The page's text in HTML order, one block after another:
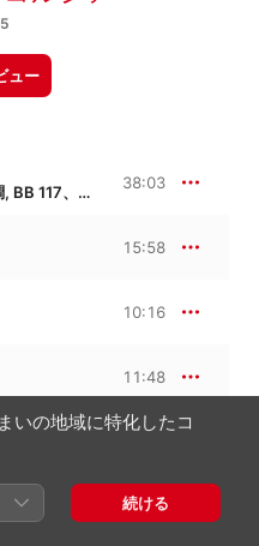
ュー
ヴァイオリン協奏曲第2番 ロ短調, BB 117、Sz. 112 38:03
15:58
10:16
11:48
5:11
いの地域に特化したコ
続ける